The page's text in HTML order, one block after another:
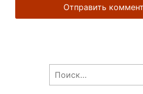
Найти: